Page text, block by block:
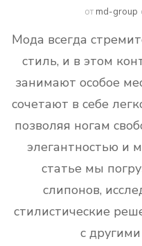
от md-group
Мода всегда
стиль, и в этом
занимают особое
сочетают в себе
позволяя ногам
элегантностью и
статье мы
слипонов,
стилистические
с